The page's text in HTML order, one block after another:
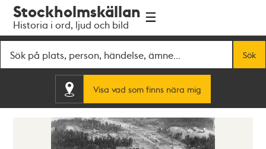
navigationen
huvudinnehållet
Stockholmskällan
Historia i ord, ljud och bild
Sök
Visa vad som finns nära mig